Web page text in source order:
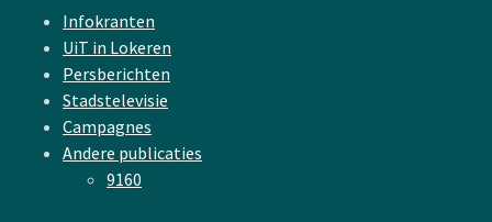
Infokranten
UiT in Lokeren
Persberichten
Stadstelevisie
Campagnes
Andere publicaties
9160